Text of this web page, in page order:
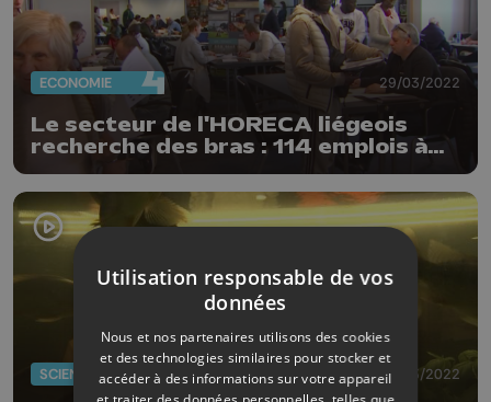
ECONOMIE 29/03/2022
Le secteur de l'HORECA liégeois
recherche des bras : 114 emplois à
décrocher
SCIENCES 25/03/2022
Utilisation responsable de vos
données
Nous et nos partenaires utilisons des cookies
et des technologies similaires pour stocker et
accéder à des informations sur votre appareil